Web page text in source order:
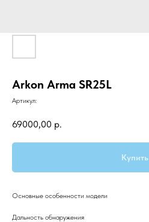
Arkon Arma SR25L
Артикул:
69000,00 р.
Купить
Основные особенности модели
Дальность обнаружения